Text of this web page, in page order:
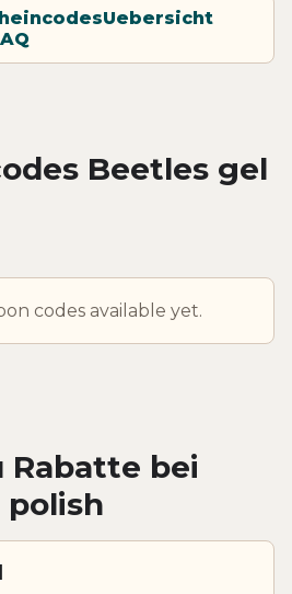
Uebersicht
Beetles gel
codes available yet.
Rabatte bei
polish